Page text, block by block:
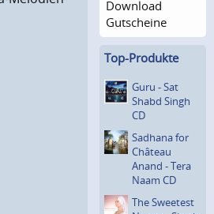
Download
Gutscheine
Top-Produkte
Guru - Sat
Shabd Singh
CD
Sadhana for
Château
Anand - Tera
Naam CD
The Sweetest